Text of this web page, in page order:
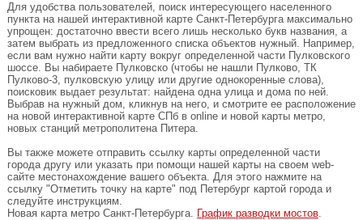
Для удобства пользователей, поиск интересующего населенного
пункта на нашей интерактивной карте Санкт-Петербурга максимально
упрощен: достаточно ввести всего лишь несколько букв названия, а
затем выбрать из предложенного списка объектов нужный. Например,
если вам нужно найти карту вокруг определенной части Пулковского
шоссе. Вы набираете Пулковско (чтобы не нашли Пулково, ТК
Пулково-3, пулковскую улицу или другие однокоренные слова),
поисковик выдает результат: найдена одна улица и дома по ней.
Выбрав на нужный дом, кликнув на него, и смотрите ее расположение
на новой интерактивной карте СПб в online и новой карты метро,
новых станций метрополитена Питера.
Вы также можете отправить ссылку карты определенной части
города другу или указать при помощи нашей карты на своем web-
сайте местонахождение вашего объекта. Для этого нажмите на
ссылку "Отметить точку на карте" под Петербург картой города и
следуйте инструкциям.
Новая карта метро Санкт-Петербурга. График разводки мостов.